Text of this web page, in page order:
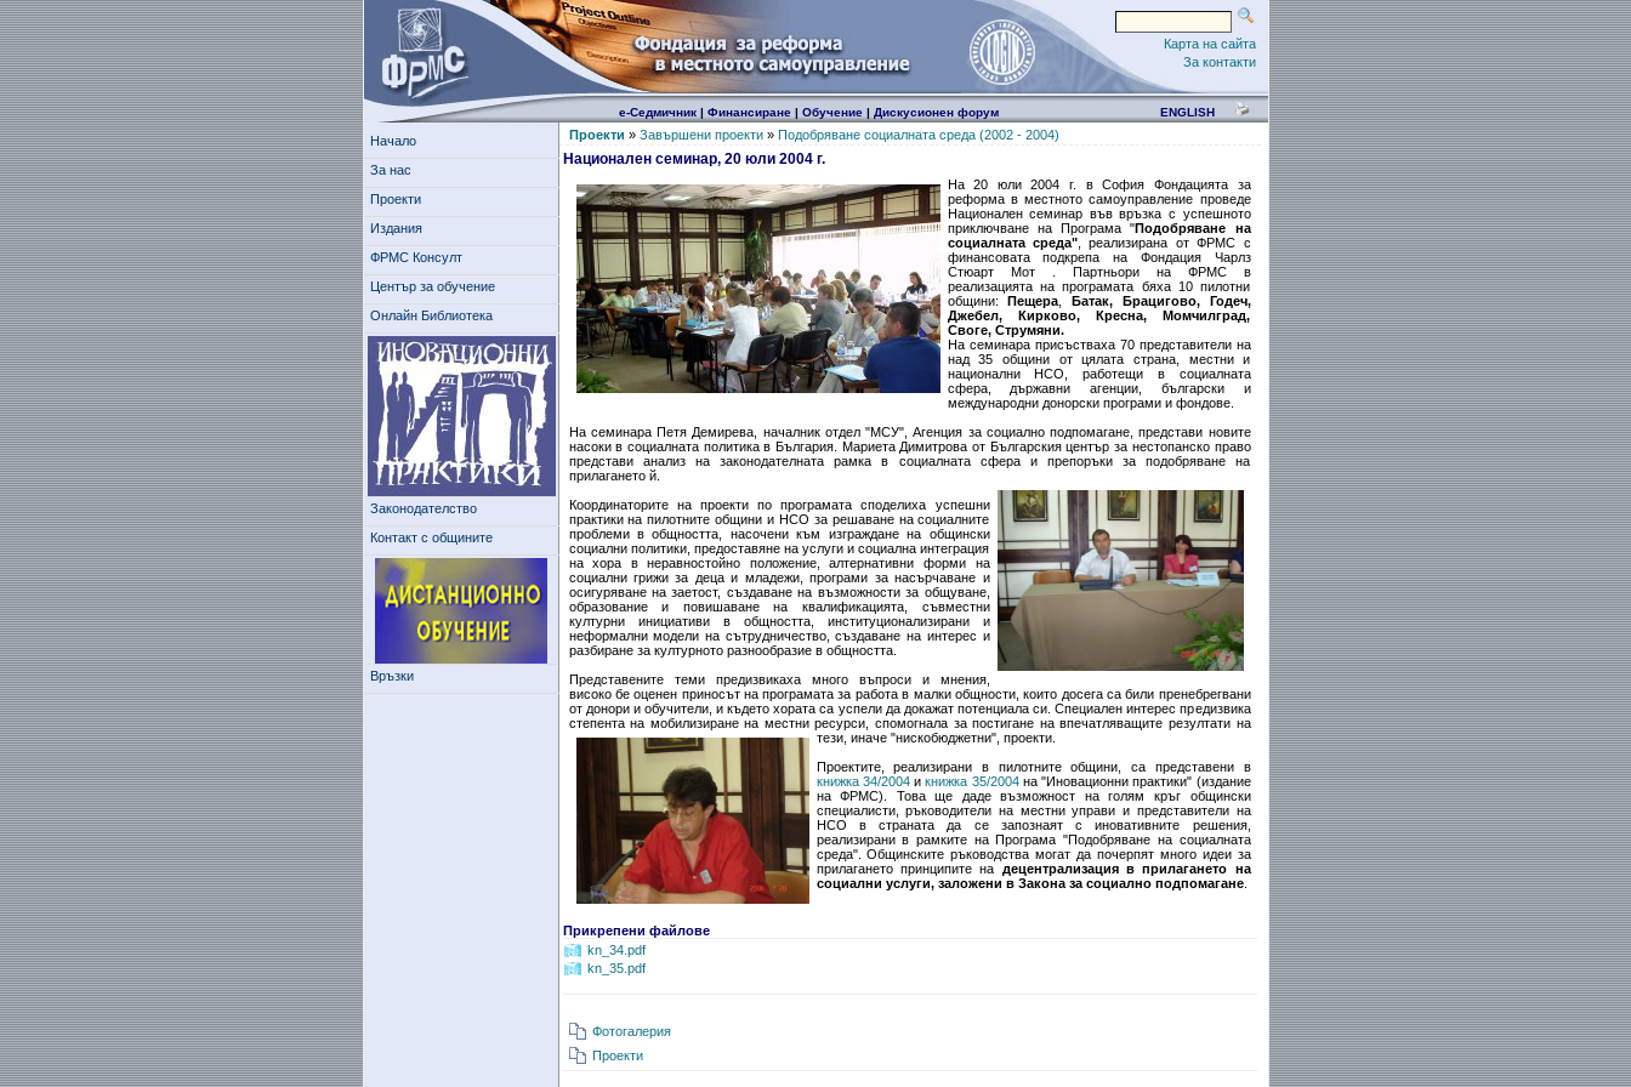
Карта на сайта
За контакти
е-Седмичник| Финансиране| Обучение| Дискусионен форум ENGLISH
Начало
За нас
Проекти
Издания
ФРМС Консулт
Център за обучение
Онлайн Библиотека
Законодателство
Контакт с общините
Връзки
Проекти » Завършени проекти» Подобряване социалната среда (2002 - 2004)
Национален семинар, 20 юли 2004 г.
На 20 юли 2004 г. в София Фондацията за
реформа в местното самоуправление проведе
Национален семинар във връзка с успешното
приключване на Програма "Подобряване на
социалната среда", реализирана от ФРМС с
финансовата подкрепа на Фондация Чарлз
Стюарт Мот . Партньори на ФРМС в
реализацията на програмата бяха 10 пилотни
общини:Пещера
Батак, Брацигово, Годеч,
Джебел, Кирково, Кресна, Момчилград,
Своге, Струмяни.
На семинара присъстваха 70 представители на
над 35 общини от цялата страна, местни и
национални НСО, работещи в социалната
сфера, държавни агенции, български и
международни донорски програми и фондове.
На семинара Петя Демирева, началник отдел "МСУ", Агенция за социално подпомагане, представи новите
насоки в социалната политика в България. Мариета Димитрова от Българския център за нестопанско право
представи анализ на законодателната рамка в социалната сфера и препоръки за подобряване на
прилагането й.
Координаторите на проекти по програмата споделиха успешни
практики на пилотните общини и НСО за решаване на социалните
проблеми в общността, насочени към изграждане на общински
социални политики, предоставяне на услуги и социална интеграция
на хора в неравностойно положение, алтернативни форми на
социални грижи за деца и младежи, програми за насърчаване и
осигуряване на заетост, създаване на възможности за общуване,
образование и повишаване на квалификацията, съвместни
културни инициативи в общността, институционализирани и
неформални модели на сътрудничество, създаване на интерес и
разбиране за културното разнообразие в общността.
Представените теми предизвикаха много въпроси и мнения,
високо бе оценен приносът на програмата за работа в малки общности, които досега са били пренебрегвани
от донори и обучители, и където хората са успели да докажат потенциала си. Специален интерес предизвика
степента на мобилизиране на местни ресурси, спомогнала за постигане на впечатляващите резултати на
тези, иначе "нискобюджетни", проекти.
Проектите, реализирани в пилотните общини, са представени в
книжка 34/2004икнижка 35/2004на "Иновационни практики" (издание
на ФРМС). Това ще даде възможност на голям кръг общински
специалисти, ръководители на местни управи и представители на
НСО в страната да се запознаят с иновативните решения,
реализирани в рамките на Програма "Подобряване на социалната
среда". Общинските ръководства могат да почерпят много идеи за
прилагането принципите на
децентрализация в прилагането на
социални услуги, заложени в Закона за социално подпомагане.
Прикрепени файлове
kn_34.pdf
kn_35.pdf
Фотогалерия
Проекти